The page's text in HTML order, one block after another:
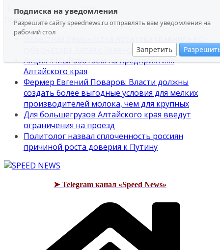
Подписка на уведомления
Разрешите сайту speednews.ru отправлять вам уведомления на
рабочий стол
Запретить
Перейти
содержимому
Четверг, 6 августа, 2026
Последние:
губернатора Алтая с Зеленским
Акция #МыРаботаем на предприятиях
Алтайского края
Фермер Евгений Поваров: Власти должны
создать более выгодные условия для мелких
производителей молока, чем для крупных
Для большегрузов Алтайского края введут
ограничения на проезд
Политолог назвал сплоченность россиян
причиной роста доверия к Путину
➤ Telegram канал «Speed News»